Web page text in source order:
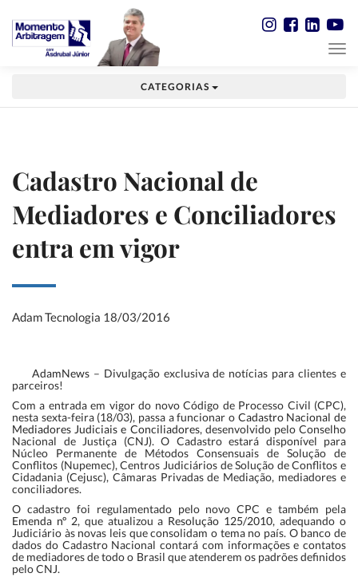
CATEGORIAS
Cadastro Nacional de
Mediadores e Conciliadores
entra em vigor
Adam Tecnologia 18/03/2016
AdamNews– Divulgação exclusiva de notícias para clientes e
parceiros!
Com a entrada em vigor do novo Código de Processo Civil (CPC),
nesta sexta-feira (18/03), passa a funcionar o Cadastro Nacional de
Mediadores Judiciais e Conciliadores, desenvolvido pelo Conselho
Nacional de Justiça (CNJ). O Cadastro estará disponível para
Núcleo Permanente de Métodos Consensuais de Solução de
Conflitos (Nupemec), Centros Judiciários de Solução de Conflitos e
Cidadania (Cejusc), Câmaras Privadas de Mediação, mediadores e
conciliadores.
O cadastro foi regulamentado pelo novo CPC e também pela
Emenda nº 2, que atualizou a Resolução 125/2010, adequando o
Judiciário às novas leis que consolidam o tema no país. O banco de
dados do Cadastro Nacional contará com informações e contatos
de mediadores de todo o Brasil que atenderem os padrões definidos
pelo CNJ.